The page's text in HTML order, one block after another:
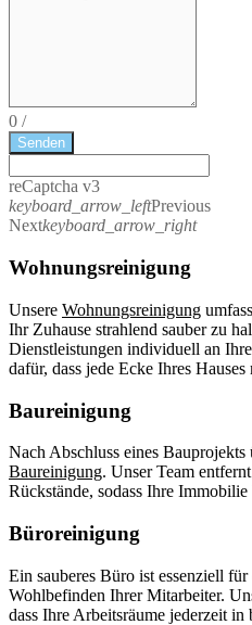
0 /
Senden
reCaptcha v3
keyboard_arrow_leftPrevious
Nextkeyboard_arrow_right
Wohnungsreinigung
Unsere Wohnungsreinigung
Ihr Zuhause strahlend sauber zu
Dienstleistungen individuell an
dafür, dass jede Ecke Ihres
Baureinigung
Nach Abschluss eines
Baureinigung. Unser Team
Rückstände, sodass Ihre
Büroreinigung
Ein sauberes Büro ist essenziell
Wohlbefinden Ihrer Mitarbeiter.
dass Ihre Arbeitsräume jederzeit in